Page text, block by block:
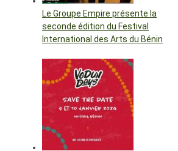
Le Groupe Empire présente la
seconde édition du Festival
International des Arts du Bénin